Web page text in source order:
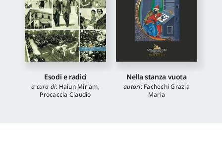
Esodi e radici
a cura di: Haiun Miriam,
Procaccia Claudio
Nella stanza vuota
autori: Fachechi Grazia
Maria